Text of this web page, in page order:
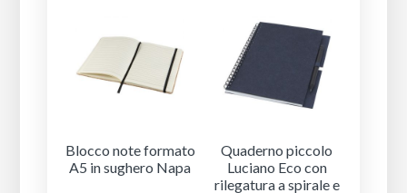
Blocco note formato
A5 in sughero Napa
Quaderno piccolo
Luciano Eco con
rilegatura a spirale e